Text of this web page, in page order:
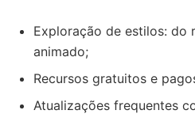
Exploração de estilos: do
animado;
Recursos gratuitos e
Atualizações frequentes